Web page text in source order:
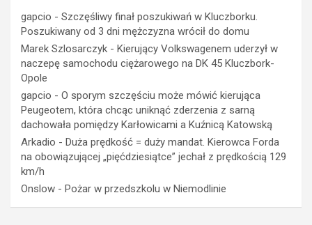
gapcio - Szczęśliwy finał poszukiwań w Kluczborku.
Poszukiwany od 3 dni mężczyzna wrócił do domu
Marek Szlosarczyk - Kierujący Volkswagenem uderzył w
naczepę samochodu ciężarowego na DK 45 Kluczbork-
Opole
gapcio - O sporym szczęściu może mówić kierująca
Peugeotem, która chcąc uniknąć zderzenia z sarną
dachowała pomiędzy Karłowicami a Kuźnicą Katowską
Arkadio - Duża prędkość = duży mandat. Kierowca Forda
na obowiązującej „pięćdziesiątce” jechał z prędkością 129
km/h
Onslow - Pożar w przedszkolu w Niemodlinie